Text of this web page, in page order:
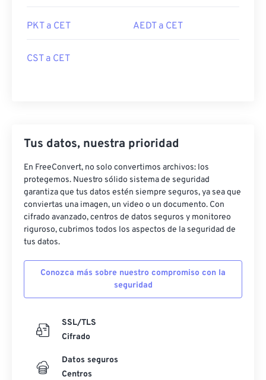
PKT a CET AEDT a CET
CST a CET
Tus datos, nuestra prioridad
En FreeConvert, no solo convertimos archivos: los
protegemos. Nuestro sólido sistema de seguridad
garantiza que tus datos estén siempre seguros, ya sea que
conviertas una imagen, un video o un documento. Con
cifrado avanzado, centros de datos seguros y monitoreo
riguroso, cubrimos todos los aspectos de la seguridad de
tus datos.
Conozca más sobre nuestro compromiso con la
seguridad
SSL/TLS
Cifrado
Datos seguros
Centros